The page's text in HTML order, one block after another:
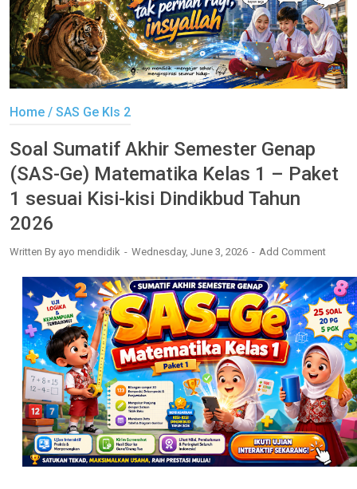
Home / SAS Ge Kls 2
Soal Sumatif Akhir Semester Genap
(SAS-Ge) Matematika Kelas 1 – Paket
1 sesuai Kisi-kisi Dindikbud Tahun
2026
Written By ayo mendidik Wednesday, June 3, 2026 Add Comment